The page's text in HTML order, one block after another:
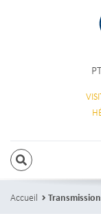
RECHERCHE
Accueil